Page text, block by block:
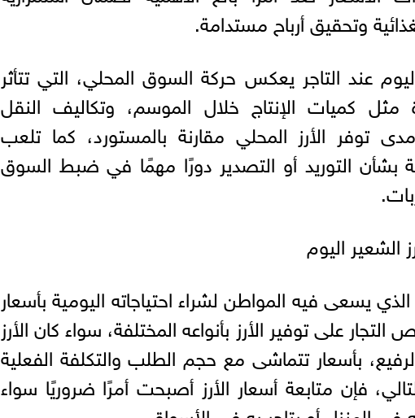
وتحقيق أرباح مستدامة.
عند التاجر يعكس حركة السوق المحلي، التي تتأثر
مثل كميات الإنتاج خلال الموسم، وتكاليف النقل
توفر الأرز المحلي مقارنة بالمستورد، كما تلعب
بشأن التوريد أو التصدير دورًا مهمًا في ضبط السوق
الشعير اليوم
يسعى فيه المواطن لشراء احتياجاته اليومية بأسعار
على توفير الأرز بأنواعه المختلفة، سواء كان الأرز
بأسعار تتماشى مع حجم الطلب والتكلفة الفعلية
فإن متابعة أسعار الأرز أصبحت أمرًا ضروريًا سواء